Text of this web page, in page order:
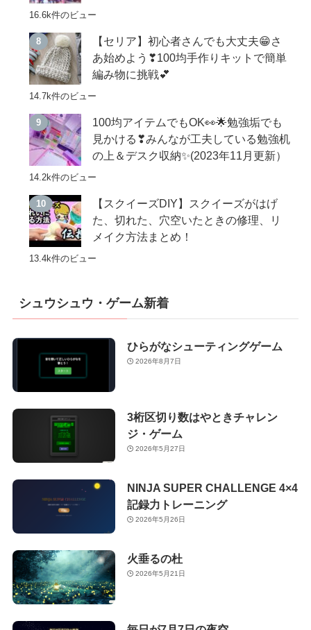
16.6k件のビュー
【セリア】初心者さんでも大丈夫😁さ
あ始めよう❣100均手作りキットで簡単
編み物に挑戦💕
14.7k件のビュー
100均アイテムでもOK👀🌟勉強垢でも
見かける❣みんなが工夫している勉強机
の上＆デスク収納✨(2023年11月更新）
14.2k件のビュー
【スクイーズDIY】スクイーズがはげ
た、切れた、穴空いたときの修理、リ
メイク方法まとめ！
13.4k件のビュー
シュウシュウ・ゲーム新着
ひらがなシューティングゲーム
2026年8月7日
3桁区切り数はやときチャレン
ジ・ゲーム
2026年5月27日
NINJA SUPER CHALLENGE 4×4
記録力トレーニング
2026年5月26日
火垂るの杜
2026年5月21日